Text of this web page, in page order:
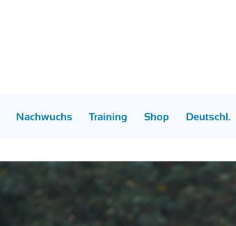
Nachwuchs Training Shop Deutschl.